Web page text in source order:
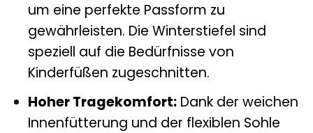
um eine perfekte Passform zu
gewährleisten. Die Winterstiefel sind
speziell auf die Bedürfnisse von
Kinderfüßen zugeschnitten.
Hoher Tragekomfort:Dank der weichen
Innenfütterung und der flexiblen Sohle